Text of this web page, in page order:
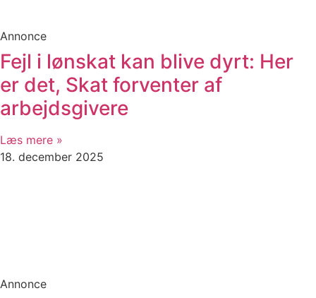
Annonce
Fejl i lønskat kan blive dyrt: Her
er det, Skat forventer af
arbejdsgivere
Læs mere »
18. december 2025
Annonce